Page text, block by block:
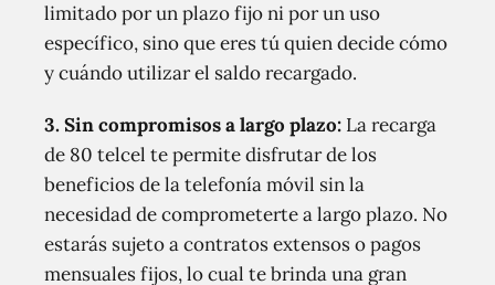
limitado por un plazo fijo ni por un uso
específico, sino que eres tú quien decide cómo
y cuándo utilizar el saldo recargado.
3. Sin compromisos a largo plazo: La recarga
de 80 telcel te permite disfrutar de los
beneficios de la telefonía móvil sin la
necesidad de comprometerte a largo plazo. No
estarás sujeto a contratos extensos o pagos
mensuales fijos, lo cual te brinda una gran